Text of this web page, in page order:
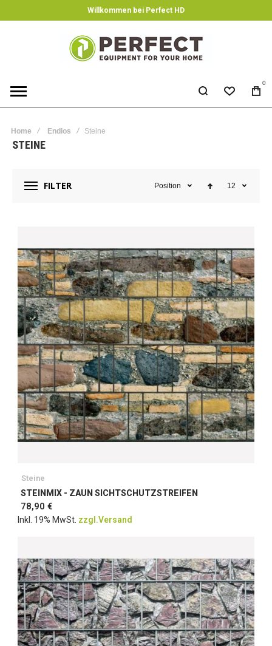
Willkommen bei Perfect HD
0
Home Endlos Steine
STEINE
FILTER Position 12
Steine
STEINMIX - ZAUN SICHTSCHUTZSTREIFEN
78,90 €
Inkl. 19% MwSt. zzgl.Versand